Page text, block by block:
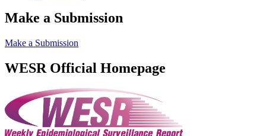
Make a Submission
Make a Submission
WESR Official Homepage